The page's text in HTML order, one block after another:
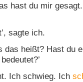
hast du mir
sagte ich.
das heißt? Hast du
Ich schwieg. Ich